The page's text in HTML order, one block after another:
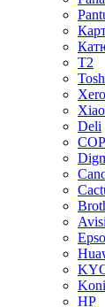
T2
Deli
HP